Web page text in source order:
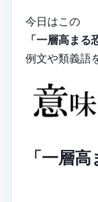
今日はこの
「一層高まる
例文や類義語
「一層